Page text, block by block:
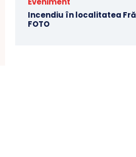
Incendiu în localitatea
FOTO